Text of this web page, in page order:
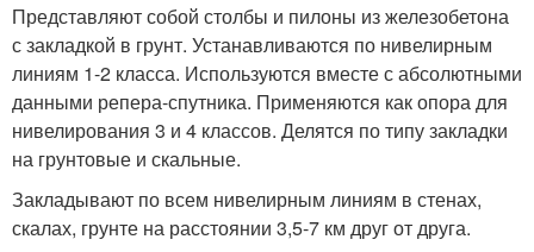
Представляют собой столбы и пилоны из железобетона
с закладкой в грунт. Устанавливаются по нивелирным
линиям 1-2 класса. Используются вместе с абсолютными
данными репера-спутника. Применяются как опора для
нивелирования 3 и 4 классов. Делятся по типу закладки
на грунтовые и скальные.
Закладывают по всем нивелирным линиям в стенах,
скалах, грунте на расстоянии 3,5-7 км друг от друга.